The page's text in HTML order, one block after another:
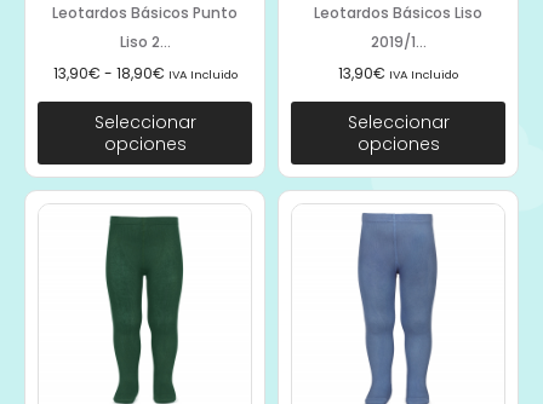
Leotardos Básicos Punto
Liso 2...
13,90€ - 18,90€ IVA Incluido
Seleccionar
opciones
Leotardos Básicos Liso
2019/1...
13,90€ IVA Incluido
Seleccionar
opciones